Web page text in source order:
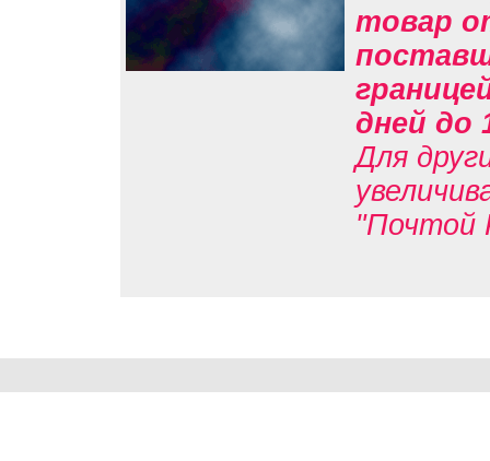
товар
дней до
Для
"Почтой